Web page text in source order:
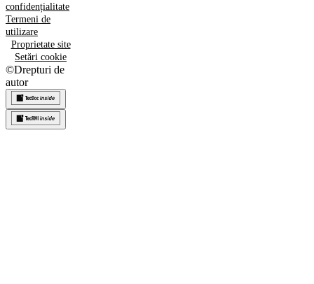
confidențialitate
Termeni de
utilizare
Proprietate site
Setări cookie
©Drepturi de
autor